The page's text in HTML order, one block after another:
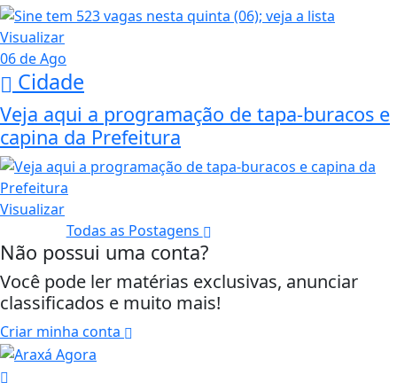
Visualizar
06 de Ago
Cidade
Veja aqui a programação de tapa-buracos e
capina da Prefeitura
Visualizar
Todas as Postagens
Não possui uma conta?
Você pode ler matérias exclusivas, anunciar
classificados e muito mais!
Criar minha conta